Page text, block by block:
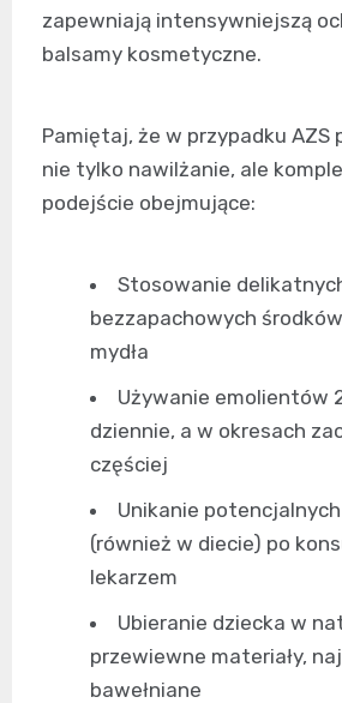
zapewniają intensywniejszą
balsamy kosmetyczne.
Pamiętaj, że w przypadku AZS
nie tylko nawilżanie, ale
podejście obejmujące:
Stosowanie
bezzapachowych
mydła
Używanie emolientów
dziennie, a w okresach
częściej
Unikanie
(również w diecie) po
lekarzem
Ubieranie dziecka w
przewiewne materiały,
bawełniane